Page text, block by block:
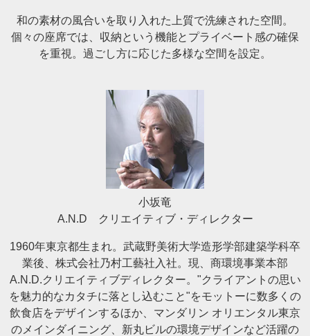
和の素材の風合いを取り入れた上質で洗練された空間。
個々の座席では、収納という機能とプライベート感の確保
を重視。過ごし方に応じた多様な空間を設定。
小坂竜
A.N.D クリエイティブ・ディレクター
1960年東京都生まれ。武蔵野美術大学造形学部建築学科卒
業後、株式会社乃村工藝社入社。現、商環境事業本部
A.N.D.クリエイティブディレクター。"クライアントの思い
を魅力的なカタチに落とし込むこと"をモットーに数多くの
飲食店をデザインするほか、マンダリン オリエンタル東京
のメインダイニング、新丸ビルの環境デザインなど活躍の